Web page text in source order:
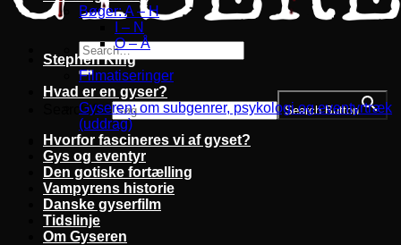
Search for: Search Button
Bøger: A – H
I – N
O – Å
Stephen King
Filmatiseringer
Hvad er en gyser?
Gyseren: om subgenrer, psykologi og eventyrtræk
(uddrag)
Hvorfor fascineres vi af gyset?
Gys og eventyr
Den gotiske fortælling
Vampyrens historie
Danske gyserfilm
Tidslinje
Om Gyseren